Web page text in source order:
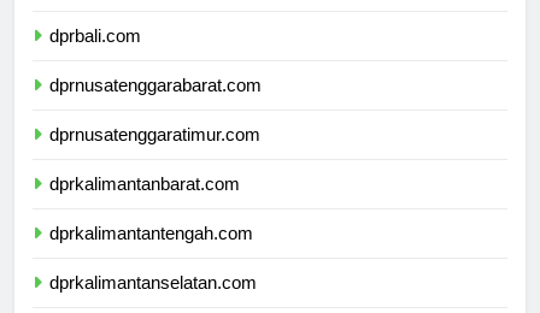
dprbali.com
dprnusatenggarabarat.com
dprnusatenggaratimur.com
dprkalimantanbarat.com
dprkalimantantengah.com
dprkalimantanselatan.com